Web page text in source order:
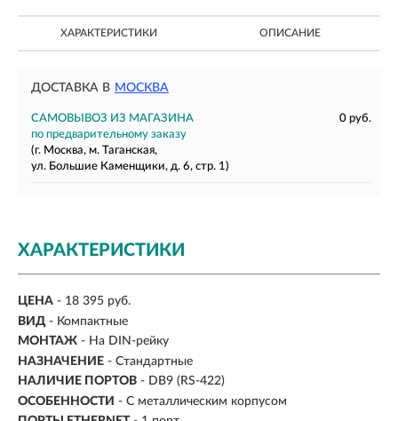
ХАРАКТЕРИСТИКИ ОПИСАНИЕ
ДОСТАВКА В МОСКВА
САМОВЫВОЗ ИЗ МАГАЗИНА
0 руб.
по предварительному заказу
(г. Москва, м. Таганская,
ул. Большие Каменщики, д. 6, стр. 1)
ХАРАКТЕРИСТИКИ
ЦЕНА - 18 395 руб.
ВИД - Компактные
МОНТАЖ - На DIN-рейку
НАЗНАЧЕНИЕ - Стандартные
НАЛИЧИЕ ПОРТОВ - DB9 (RS-422)
ОСОБЕННОСТИ - С металлическим корпусом